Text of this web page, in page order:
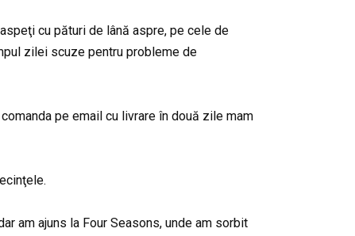
cu pături de lână aspre, pe cele de
zilei scuze pentru probleme de
pe email cu livrare în două zile mam
am ajuns la Four Seasons, unde am sorbit